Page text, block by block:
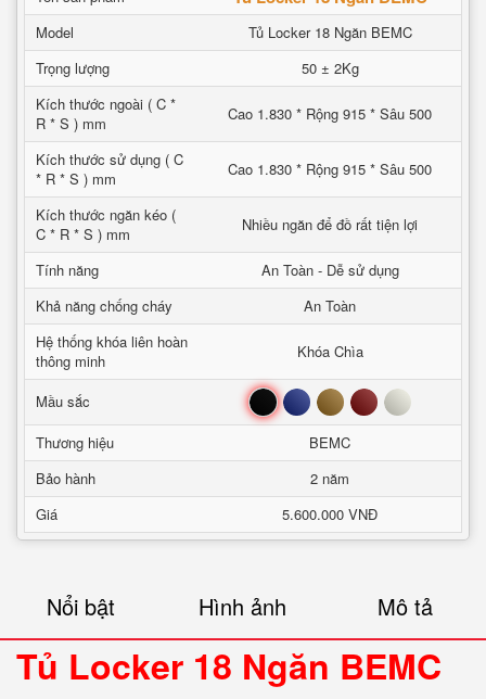
Model
Tủ Locker 18 Ngăn BEMC
Trọng lượng
50 ± 2Kg
Kích thước ngoài ( C *
R * S ) mm
Cao 1.830 * Rộng 915 * Sâu 500
Kích thước sử dụng ( C
* R * S ) mm
Cao 1.830 * Rộng 915 * Sâu 500
Kích thước ngăn kéo (
C * R * S ) mm
Nhiều ngăn để đồ rất tiện lợi
Tính năng
An Toàn - Dễ sử dụng
Khả năng chống cháy
An Toàn
Hệ thống khóa liên hoàn
thông minh
Khóa Chìa
Mầu sắc Đen Xanh Nâu Đỏ Trắng
Thương hiệu
BEMC
Bảo hành
2 năm
Giá
5.600.000 VNĐ
Nổi bật Hình ảnh Mô tả
Tủ Locker 18 Ngăn BEMC